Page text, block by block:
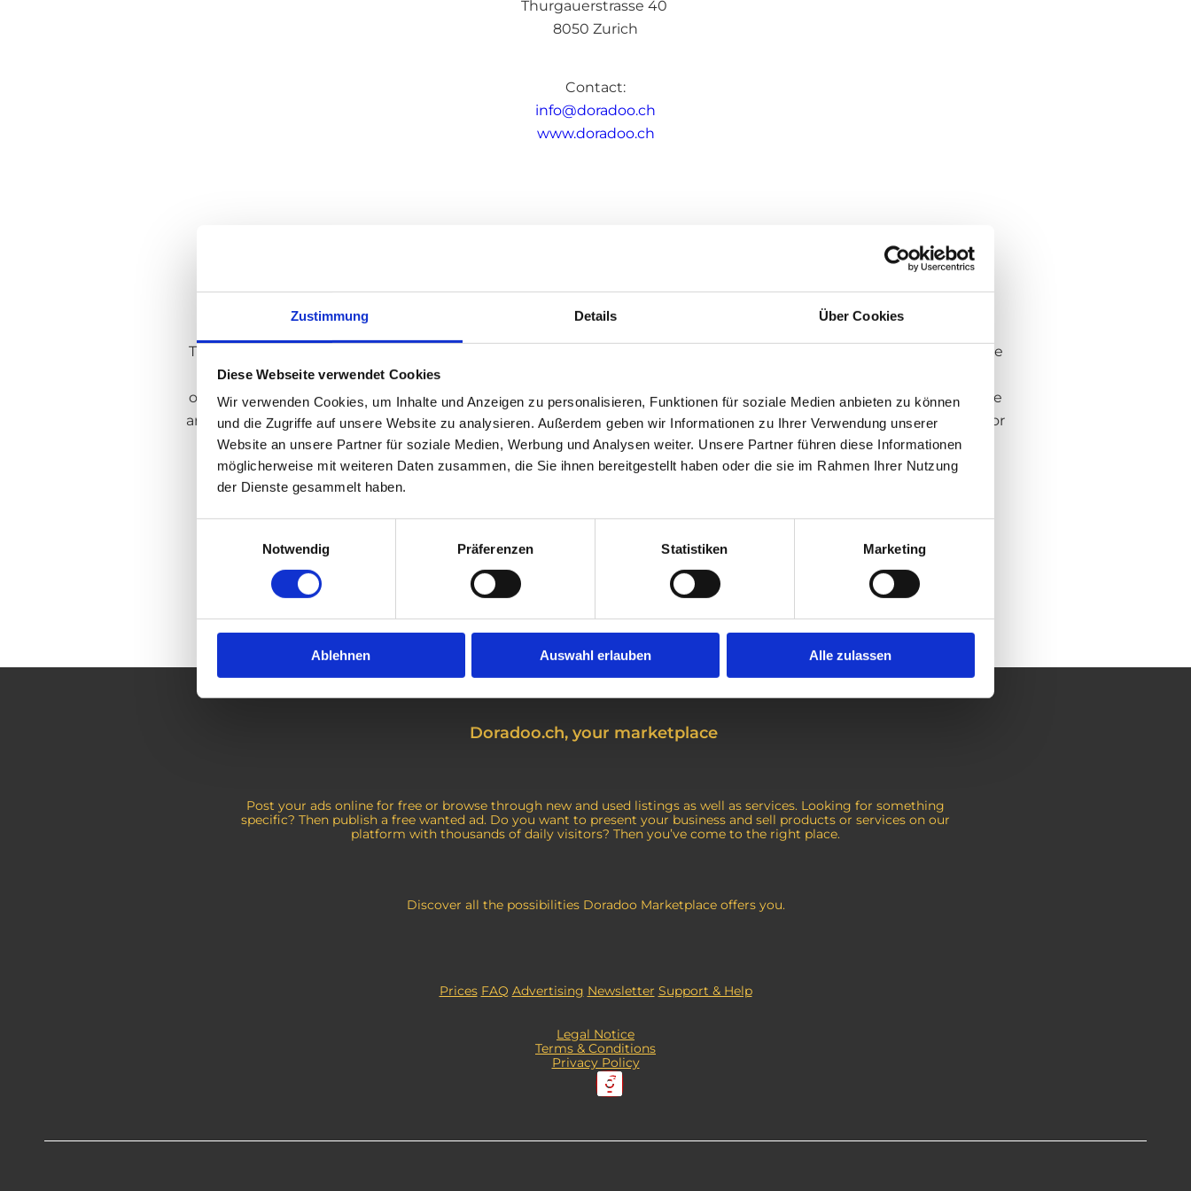
Zustimmung Details Über Cookies
Diese Webseite verwendet Cookies
Wir verwenden Cookies, um Inhalte und Anzeigen zu personalisieren, Funktionen für soziale Medien anbieten zu können
und die Zugriffe auf unsere Website zu analysieren. Außerdem geben wir Informationen zu Ihrer Verwendung unserer
Website an unsere Partner für soziale Medien, Werbung und Analysen weiter. Unsere Partner führen diese Informationen
möglicherweise mit weiteren Daten zusammen, die Sie ihnen bereitgestellt haben oder die sie im Rahmen Ihrer Nutzung
der Dienste gesammelt haben.
g
Notwendig Präferenzen Statistiken Marketing
Ablehnen Auswahl erlauben Alle zulassen
Thurgauerstrasse 40
8050 Zurich
Contact:
info@doradoo.ch
www.doradoo.ch
The contents of these pages have been compiled with the greatest care. However, we cannot be held liable for the
constant accuracy or completeness of all information. Our website contains links to external websites that are
outside our own offering. Since the content of these third-party websites is beyond our control, we cannot assume
any responsibility for them. Responsibility for the content of linked pages always lies with the respective provider or
operator of those pages.
Doradoo.ch, your marketplace
Post your ads online for free or browse through new and used listings as well as services. Looking for something
specific? Then publish a free wanted ad. Do you want to present your business and sell products or services on our
platform with thousands of daily visitors? Then you’ve come to the right place.
Discover all the possibilities Doradoo Marketplace offers you.
Prices FAQ Advertising Newsletter Support & Help
Legal Notice
Terms & Conditions
Privacy Policy